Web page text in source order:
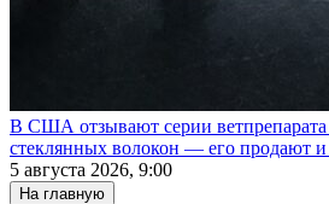
В США отзывают серии ветпрепарата
стеклянных волокон — его продают и
5 августа 2026, 9:00
На главную